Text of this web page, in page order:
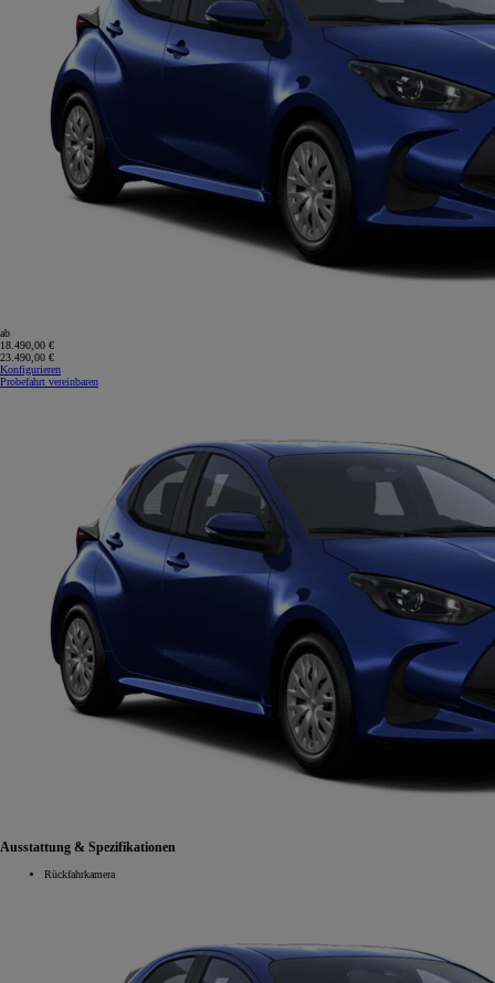
ab
18.490,00 €
23.490,00 €
Konfigurieren
Probefahrt vereinbaren
Ausstattung & Spezifikationen
Rückfahrkamera